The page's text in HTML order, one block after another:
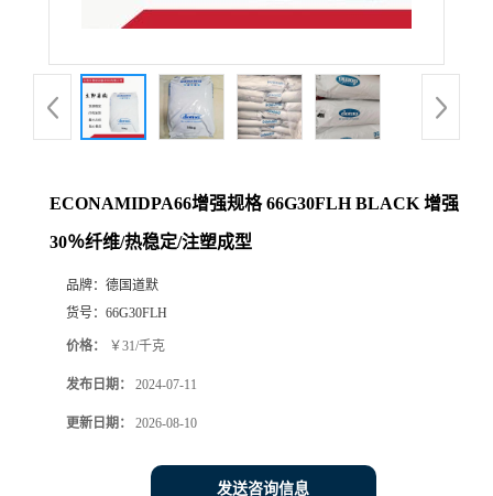
ECONAMIDPA66增强规格 66G30FLH BLACK 增强
30％纤维/热稳定/注塑成型
品牌： 德国道默
货号： 66G30FLH
价格： ￥31/千克
发布日期： 2024-07-11
更新日期： 2026-08-10
发送咨询信息